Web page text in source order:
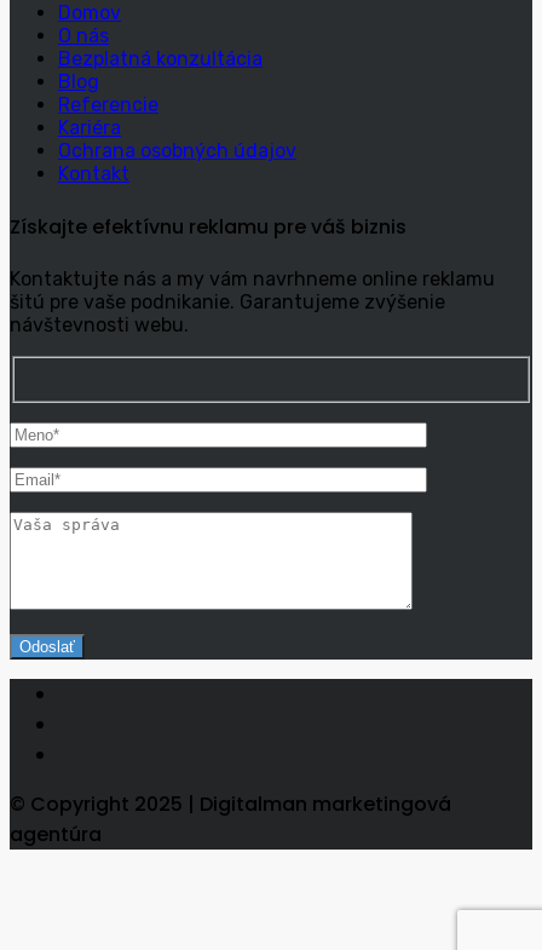
Domov
O nás
Bezplatná konzultácia
Blog
Referencie
Kariéra
Ochrana osobných údajov
Kontakt
Získajte efektívnu reklamu pre váš biznis
Kontaktujte nás a my vám navrhneme online reklamu
šitú pre vaše podnikanie. Garantujeme zvýšenie
návštevnosti webu.
© Copyright 2025 | Digitalman marketingová
agentúra